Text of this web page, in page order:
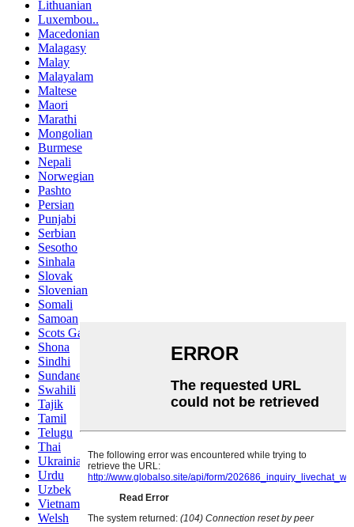
Lithuanian
Luxembou..
Macedonian
Malagasy
Malay
Malayalam
Maltese
Maori
Marathi
Mongolian
Burmese
Nepali
Norwegian
Pashto
Persian
Punjabi
Serbian
Sesotho
Sinhala
Slovak
Slovenian
Somali
Samoan
Scots Gaelic
Shona
Sindhi
Sundanese
Swahili
Tajik
Tamil
Telugu
Thai
Ukrainian
Urdu
Uzbek
Vietnamese
Welsh